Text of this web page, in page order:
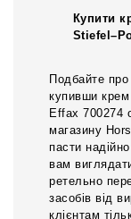
Купити
Подбайте про
купивши
Effax 700274
магазину
пасти
вам
ретельно
засобів від
клієнтам